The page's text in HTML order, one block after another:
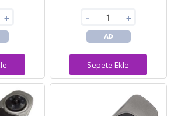
+ - +
AD
Sepete Ekle